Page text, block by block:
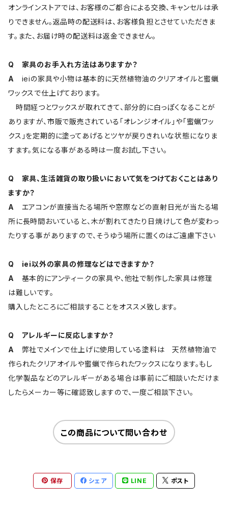
オンラインストアでは、お客様のご都合による交換、キャンセルは承
りできません。返品時の配送料は、お客様負担とさせていただきま
す。また、お届け時の配送料は返金できません。
Q 家具のお手入れ方法はありますか？
A
ieiの家具や小物は基本的に天然植物油のクリアオイルと蜜蝋
ワックスで仕上げております。
時間経つとワックスが取れてきて、部分的に白っぽくなることが
ありますが、市販で販売されている「オレンジオイル」や「蜜蝋ワッ
クス」を定期的に塗ってあげるとツヤが戻りきれいな状態になりま
すます。気になる事がある時は一度お試し下さい。
Q 家具、生活雑貨の取り扱いにおいて気をつけておくことはあり
ますか？
A
エアコンが直接当たる場所や窓際などの直射日光が当たる場
所に長時間おいていると、木が割れてきたり日焼けして色が変わっ
たりする事がありますので、そうゆう場所に置くのはご遠慮下さい
Q iei以外の家具の修理などはできますか？
A
基本的にアンティークの家具や、他社で制作した家具は修理
は難しいです。
購入したところにご相談することをオススメ致します。
Q アレルギーに反応しますか？
A
弊社でメインで仕上げに使用している塗料は 天然植物油で
作られたクリアオイルや蜜蝋で作られたワックスになります。もし
化学製品などのアレルギーがある場合は事前にご相談いただけま
したらメーカー等に確認致しますので、一度ご相談下さい。
この商品について問い合わせ
保存 シェア LINE ポスト